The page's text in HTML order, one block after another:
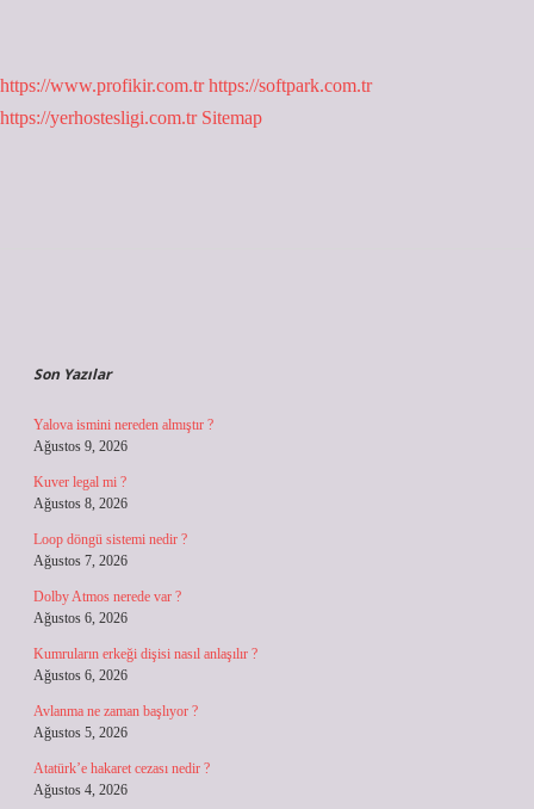
https://www.profikir.com.tr https://softpark.com.tr
https://yerhostesligi.com.tr Sitemap
Son Yazılar
Yalova ismini nereden almıştır ?
Ağustos 9, 2026
Kuver legal mi ?
Ağustos 8, 2026
Loop döngü sistemi nedir ?
Ağustos 7, 2026
Dolby Atmos nerede var ?
Ağustos 6, 2026
Kumruların erkeği dişisi nasıl anlaşılır ?
Ağustos 6, 2026
Avlanma ne zaman başlıyor ?
Ağustos 5, 2026
Atatürk’e hakaret cezası nedir ?
Ağustos 4, 2026